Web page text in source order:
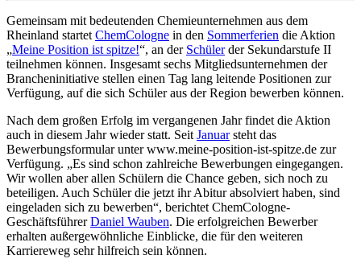
Gemeinsam mit bedeutenden Chemieunternehmen aus dem
Rheinland startet ChemCologne in den Sommerferien die Aktion
„Meine Position ist spitze!“, an der Schülerder Sekundarstufe II
teilnehmen können. Insgesamt sechs Mitgliedsunternehmen der
Brancheninitiative stellen einen Tag lang leitende Positionen zur
Verfügung, auf die sich Schüler aus der Region bewerben können.
Nach dem großen Erfolg im vergangenen Jahr findet die Aktion
auch in diesem Jahr wieder statt. Seit Januarsteht das
Bewerbungsformular unter www.meine-position-ist-spitze.de zur
Verfügung. „Es sind schon zahlreiche Bewerbungen eingegangen.
Wir wollen aber allen Schülern die Chance geben, sich noch zu
beteiligen. Auch Schüler die jetzt ihr Abitur absolviert haben, sind
eingeladen sich zu bewerben“, berichtet ChemCologne-
GeschäftsführerDaniel Wauben. Die erfolgreichen Bewerber
erhalten außergewöhnliche Einblicke, die für den weiteren
Karriereweg sehr hilfreich sein können.